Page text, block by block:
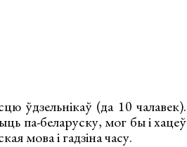
ўдзельнікаў (да 10 чалавек).
па-беларуску, мог бы і хацеў
мова і гадзіна часу.